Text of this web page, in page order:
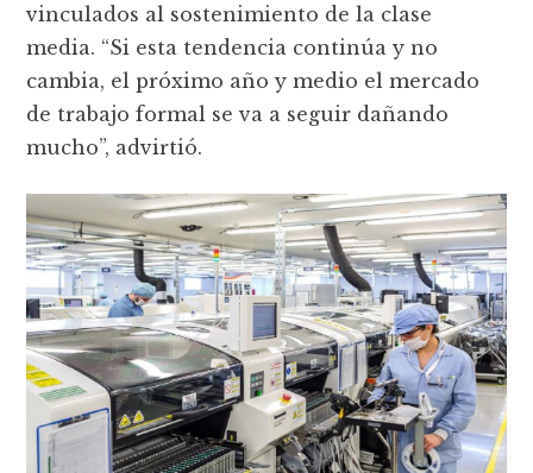
vinculados al sostenimiento de la clase
media. “Si esta tendencia continúa y no
cambia, el próximo año y medio el mercado
de trabajo formal se va a seguir dañando
mucho”, advirtió.